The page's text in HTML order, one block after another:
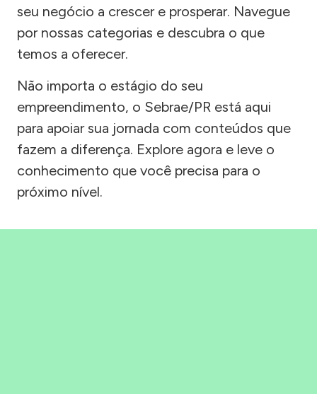
seu negócio a crescer e prosperar. Navegue
por nossas categorias e descubra o que
temos a oferecer.
Não importa o estágio do seu
empreendimento, o Sebrae/PR está aqui
para apoiar sua jornada com conteúdos que
fazem a diferença. Explore agora e leve o
conhecimento que você precisa para o
próximo nível.